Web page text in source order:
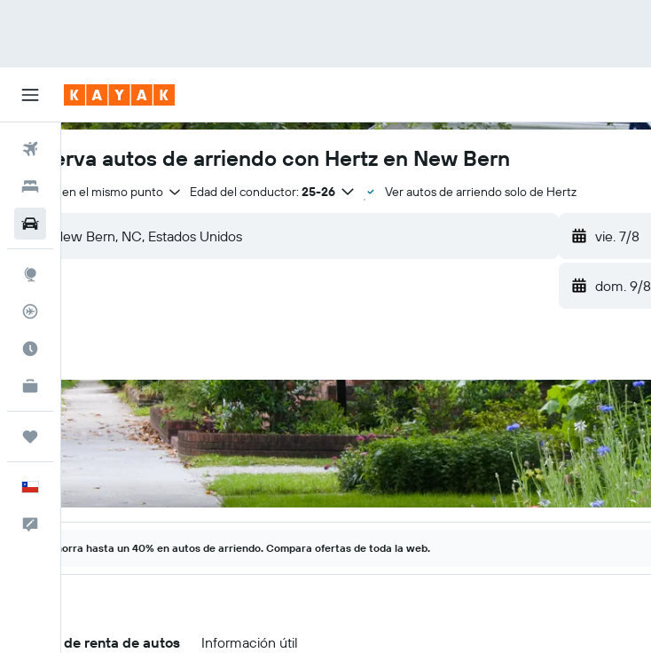
Hoteles
KAYAK for Business
NUEVO
Trips
Español
Comentarios
Reserva autos de arriendo con Hertz en New Bern
Entrega en el mismo punto Edad del conductor: 25-26 Ver autos de arriendo solo de Hertz
vie. 7/8
dom. 9/8
Ahorra hasta un 40% en autos de arriendo. Compara ofertas de toda la web.
Ofertas de renta de autos Información útil